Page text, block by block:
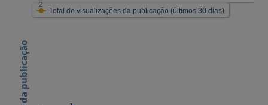
Total de visualizações da publicação (últimos 30 dias)
2